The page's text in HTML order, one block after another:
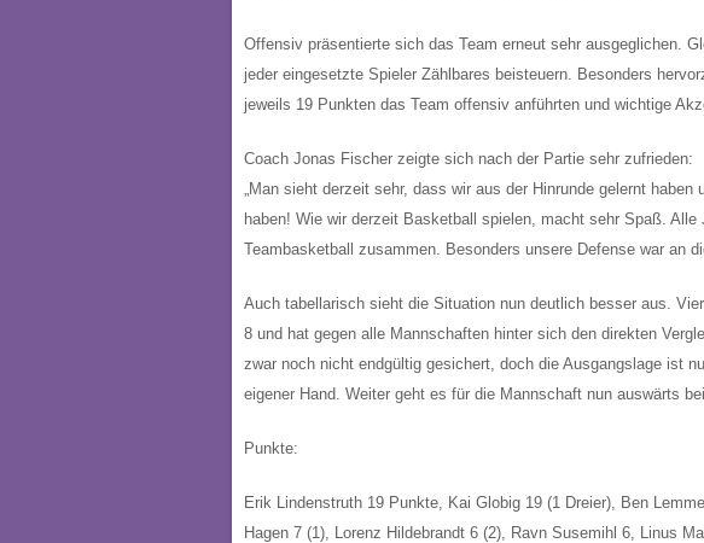
Offensiv präsentierte sich das Team erneut sehr ausgeglichen.
jeder eingesetzte Spieler Zählbares beisteuern. Besonders
jeweils 19 Punkten das Team offensiv anführten und wichtige
Coach Jonas Fischer zeigte sich nach der Partie sehr zufrieden:
„Man sieht derzeit sehr, dass wir aus der Hinrunde gelernt
haben! Wie wir derzeit Basketball spielen, macht sehr Spaß.
Teambasketball zusammen. Besonders unsere Defense war an
Auch tabellarisch sieht die Situation nun deutlich besser aus.
8 und hat gegen alle Mannschaften hinter sich den direkten
zwar noch nicht endgültig gesichert, doch die Ausgangslage ist
eigener Hand. Weiter geht es für die Mannschaft nun auswärts
Punkte:
Erik Lindenstruth 19 Punkte, Kai Globig 19 (1 Dreier), Ben
Hagen 7 (1), Lorenz Hildebrandt 6 (2), Ravn Susemihl 6, Linus